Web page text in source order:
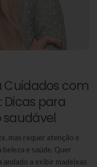
Cuidados com
Dicas para
mas requer atenção e
e saúde. Quer
a exibir madeixas